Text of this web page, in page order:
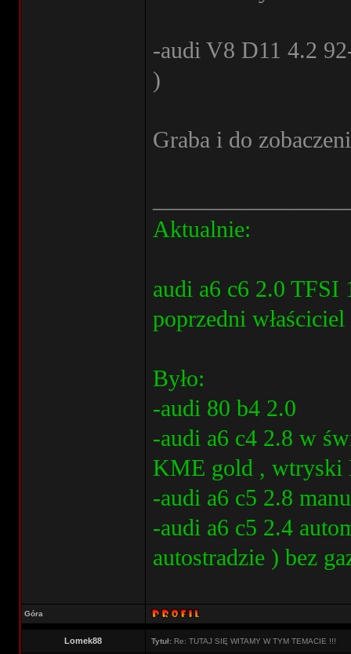
-audi V8 D11 4.2
)
Graba i do
Aktualnie:
audi a6 c6 2.0 TFSI
poprzedni
Było:
-audi 80 b4 2.0
-audi a6 c4 2.8 w
KME gold , wtryski
-audi a6 c5 2.8
-audi a6 c5 2.4
autostradzie ) bez
Góra
Lomek88 Tytuł: Re: TUTAJ SIĘ WITAMY W TYM TEMACIE !!!